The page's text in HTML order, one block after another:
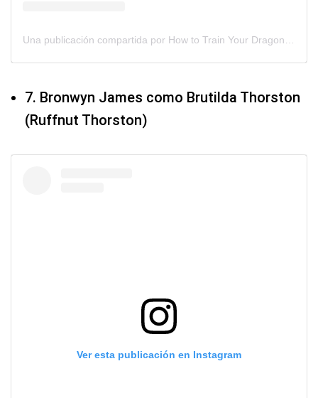
Una publicación compartida por How to Train Your Dragon (@httydragon)
7. Bronwyn James como Brutilda Thorston
(Ruffnut Thorston)
Ver esta publicación en Instagram